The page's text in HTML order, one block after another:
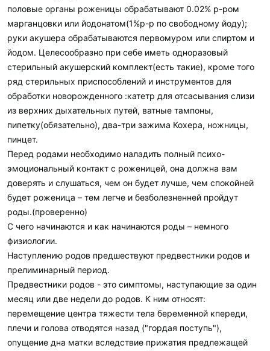
половые органы роженицы обрабатывают 0.02% р-ром
марганцовки или йодонатом(1%р-р по свободному йоду);
руки акушера обрабатываются первомуром или спиртом и
йодом. Целесообразно при себе иметь одноразовый
стерильный акушерский комплект(есть такие), кроме того
ряд стерильных приспособлений и инструментов для
обработки новорожденного :катетр для отсасывания слизи
из верхних дыхательных путей, ватные тампоны,
пипетку(обязательно), два-три зажима Кохера, ножницы,
пинцет.
Перед родами необходимо наладить полный психо-
эмоциональный контакт с роженицей, она должна вам
доверять и слушаться, чем он будет лучше, чем спокойней
будет роженица – тем легче и безболезненней пройдут
роды.(проверенно)
С чего начинаются и как начинаются роды – немного
физиологии.
Наступлению родов предшествуют предвестники родов и
прелиминарный период.
Предвестники родов - это симптомы, наступающие за один
месяц или две недели до родов. К ним относят:
перемещение центра тяжести тела беременной кпереди,
плечи и голова отводятся назад ("гордая поступь"),
опущение дна матки вследствие прижатия предлежащей